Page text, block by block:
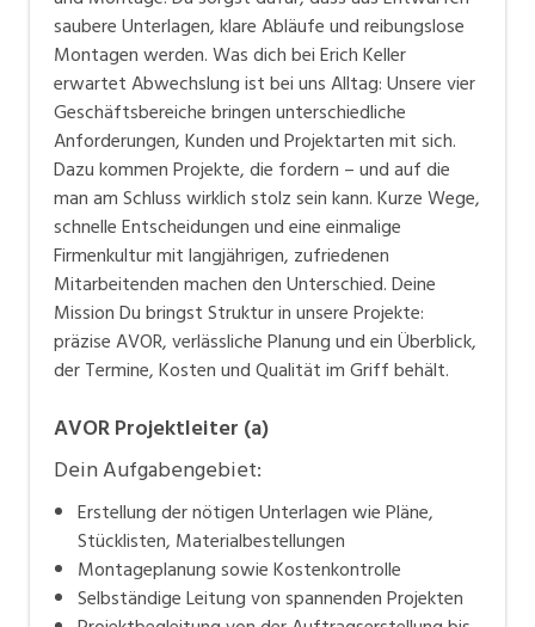
Sicherheit, Rettung, Polizei, Zoll
Höchstleistungen zu erbringen. Sie tragen gerne
Verantwortung und arbeiten selbständig und
zielorientiert. Wenn Sie an unserem gemeinsamen
Erfolg mitarbeiten wollen, senden Sie uns Ihre
Unterlagen. Oder rufen Sie uns an. Wir geben Ihnen
gerne weitere Auskünfte. Zurzeit haben wir folgende
Stellen anzubieten:
saubere Unterlagen, klare Abläufe und reibungslose
Montagen werden. Was dich bei Erich Keller
erwartet Abwechslung ist bei uns Alltag: Unsere vier
Geschäftsbereiche bringen unterschiedliche
Anforderungen, Kunden und Projektarten mit sich.
Dazu kommen Projekte, die fordern – und auf die
man am Schluss wirklich stolz sein kann. Kurze Wege,
schnelle Entscheidungen und eine einmalige
Firmenkultur mit langjährigen, zufriedenen
Mitarbeitenden machen den Unterschied. Deine
Mission Du bringst Struktur in unsere Projekte:
präzise AVOR, verlässliche Planung und ein Überblick,
der Termine, Kosten und Qualität im Griff behält.
AVOR Projektleiter (a)
Dein Aufgabengebiet:
Erstellung der nötigen Unterlagen wie Pläne,
Stücklisten, Materialbestellungen
Montageplanung sowie Kostenkontrolle
Selbständige Leitung von spannenden Projekten